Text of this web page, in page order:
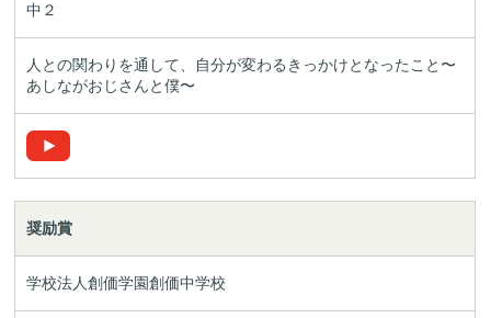
中２
人との関わりを通して、自分が変わるきっかけとなったこと〜
あしながおじさんと僕〜
奨励賞
学校法人創価学園創価中学校